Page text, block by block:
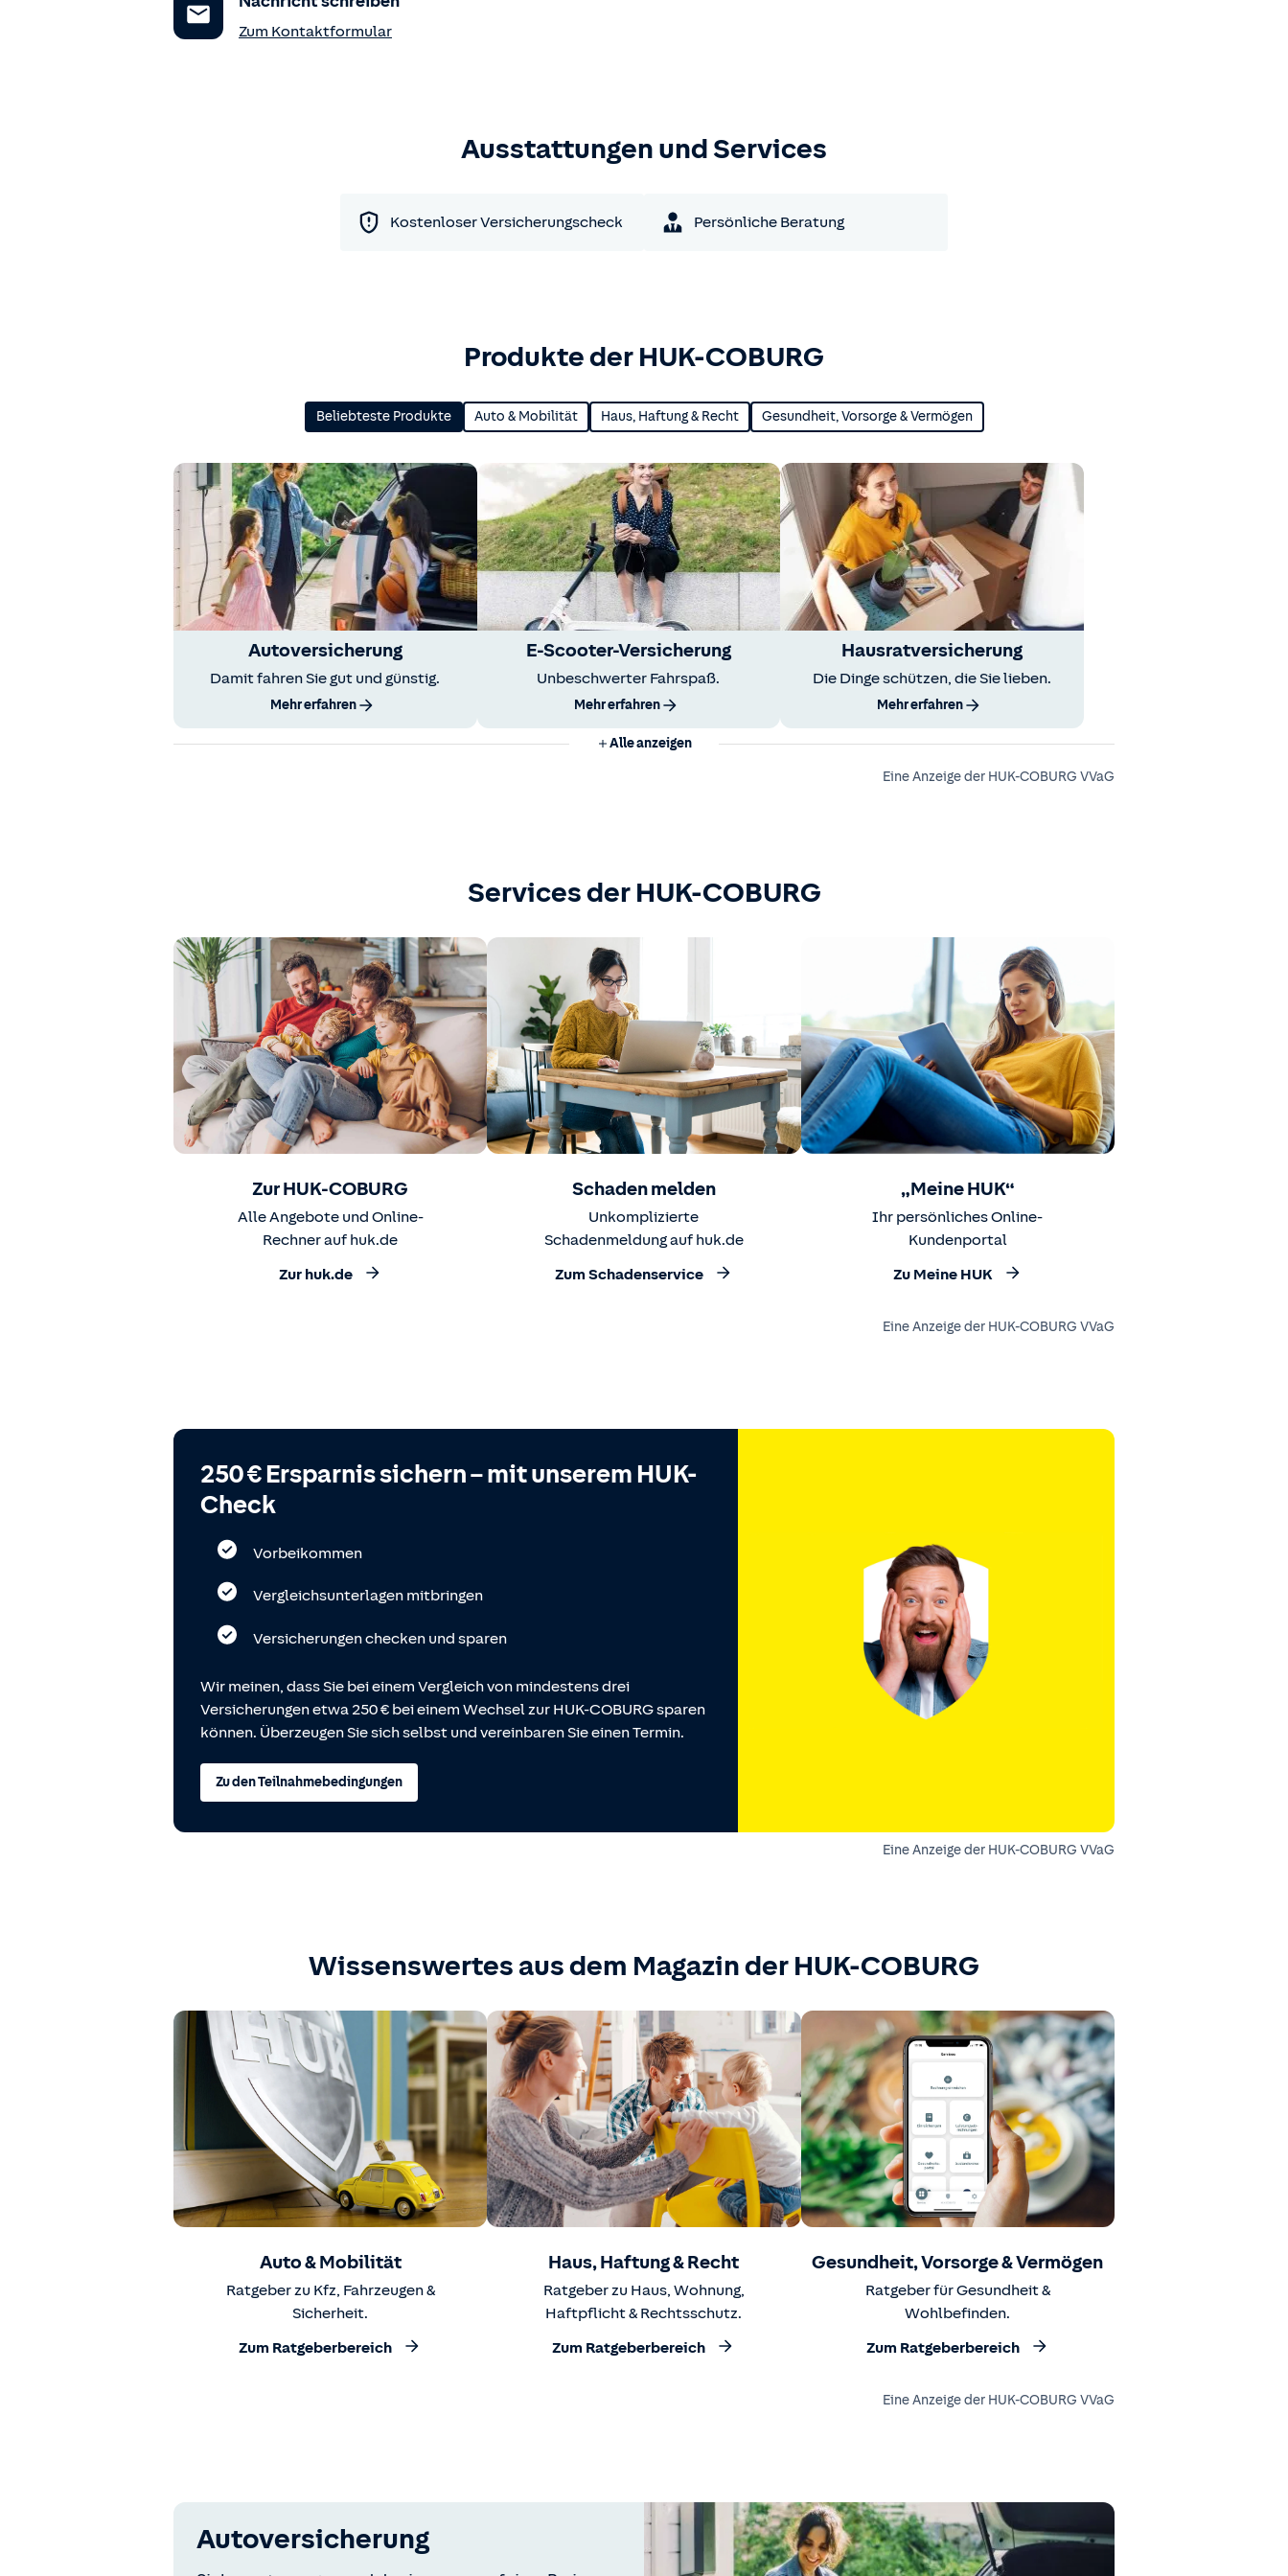
Zum Kontaktformular
Ausstattungen und Services
Kostenloser Versicherungscheck Persönliche Beratung
Produkte der HUK-COBURG
Beliebteste Produkte Auto & Mobilität Haus, Haftung & Recht Gesundheit, Vorsorge & Vermögen
Autoversicherung
Damit fahren Sie gut und günstig.
Mehr erfahren
E-Scooter-Versicherung
Unbeschwerter Fahrspaß.
Mehr erfahren
Hausratversicherung
Die Dinge schützen, die Sie lieben.
Mehr erfahren
Alle anzeigen
Eine Anzeige der HUK-COBURG VVaG
Services der HUK-COBURG
Zur HUK-COBURG
Alle Angebote und Online-
Rechner auf huk.de
Zur huk.de
Schaden melden
Unkomplizierte
Schadenmeldung auf huk.de
Zum Schadenservice
„Meine HUK“
Ihr persönliches Online-
Kundenportal
Zu Meine HUK
Eine Anzeige der HUK-COBURG VVaG
250 € Ersparnis sichern – mit unserem HUK-
Check
Vorbeikommen
Vergleichsunterlagen mitbringen
Versicherungen checken und sparen
Wir meinen, dass Sie bei einem Vergleich von mindestens drei
Versicherungen etwa 250 € bei einem Wechsel zur HUK-COBURG sparen
können. Überzeugen Sie sich selbst und vereinbaren Sie einen Termin.
Zu den Teilnahmebedingungen
Eine Anzeige der HUK-COBURG VVaG
Wissenswertes aus dem Magazin der HUK-COBURG
Auto & Mobilität
Ratgeber zu Kfz, Fahrzeugen &
Sicherheit.
Zum Ratgeberbereich
Haus, Haftung & Recht
Ratgeber zu Haus, Wohnung,
Haftpflicht & Rechtsschutz.
Zum Ratgeberbereich
Gesundheit, Vorsorge & Vermögen
Ratgeber für Gesundheit &
Wohlbefinden.
Zum Ratgeberbereich
Eine Anzeige der HUK-COBURG VVaG
Autoversicherung